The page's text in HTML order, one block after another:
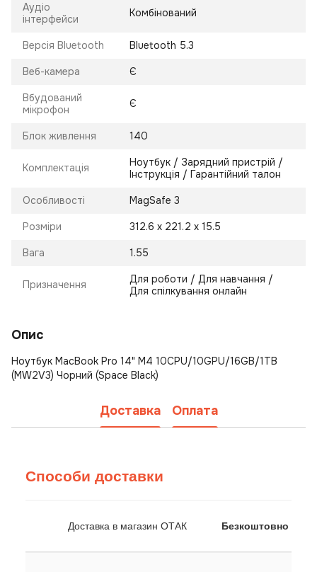
Аудіо
інтерфейси
Комбінований
Версія Bluetooth Bluetooth 5.3
Веб-камера Є
Вбудований
мікрофон
Є
Блок живлення 140
Комплектація
Ноутбук / Зарядний пристрій /
Інструкція / Гарантійний талон
Особливості MagSafe 3
Розміри 312.6 х 221.2 х 15.5
Вага 1.55
Призначення
Для роботи / Для навчання /
Для спілкування онлайн
Опис
Ноутбук MacBook Pro 14" M4 10CPU/10GPU/16GB/1TB
(MW2V3) Чорний (Space Black)
Доставка Оплата
Способи доставки
Доставка в магазин ОТАК Безкоштовно